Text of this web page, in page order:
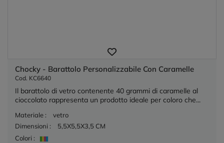
Chocky - Barattolo Personalizzabile Con Caramelle
Cod. KC6640
Il barattolo di vetro contenente 40 grammi di caramelle al
cioccolato rappresenta un prodotto ideale per coloro che...
Materiale :
vetro
Dimensioni :
5,5X5,5X3,5 CM
Colori :